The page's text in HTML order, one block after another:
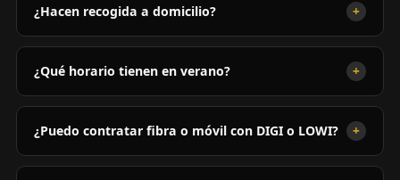
¿Hacen recogida a domicilio? +
¿Qué horario tienen en verano? +
¿Puedo contratar fibra o móvil con DIGI o LOWI? +